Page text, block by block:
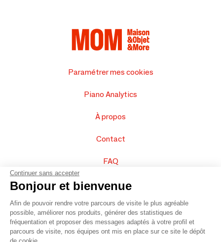
Paramétrer mes cookies
Piano Analytics
À propos
Contact
FAQ
Vendez vos produits
Plan du site
Continuer sans accepter
Bonjour et bienvenue
Afin de pouvoir rendre votre parcours de visite le plus agréable
possible, améliorer nos produits, générer des statistiques de
fréquentation et proposer des messages adaptés à votre profil et
parcours de visite, nos équipes ont mis en place sur ce site le dépôt
de cookie.